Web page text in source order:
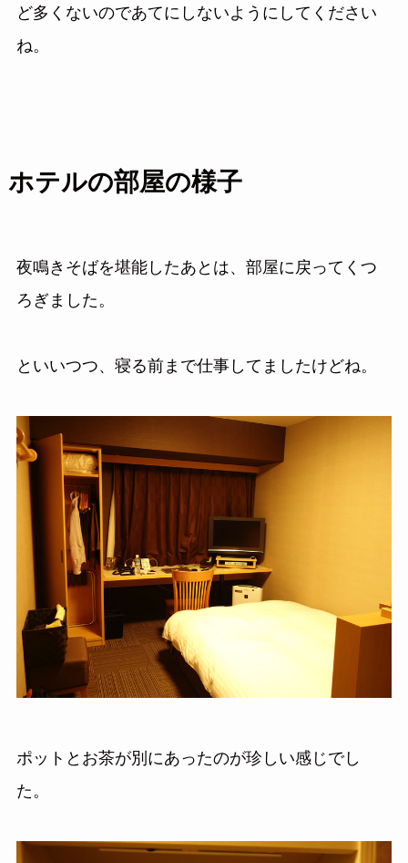
ど多くないのであてにしないようにしてください
ね。
ホテルの部屋の様子
夜鳴きそばを堪能したあとは、部屋に戻ってくつ
ろぎました。
といいつつ、寝る前まで仕事してましたけどね。
ポットとお茶が別にあったのが珍しい感じでし
た。